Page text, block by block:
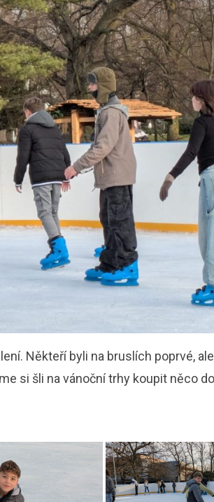
Někteří byli na bruslích poprvé,
si šli na vánoční trhy koupit něco